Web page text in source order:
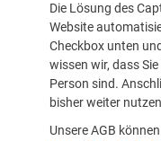
Die Lösung des
Website
Checkbox unten
wissen wir, dass
Person sind.
bisher weiter
Unsere AGB